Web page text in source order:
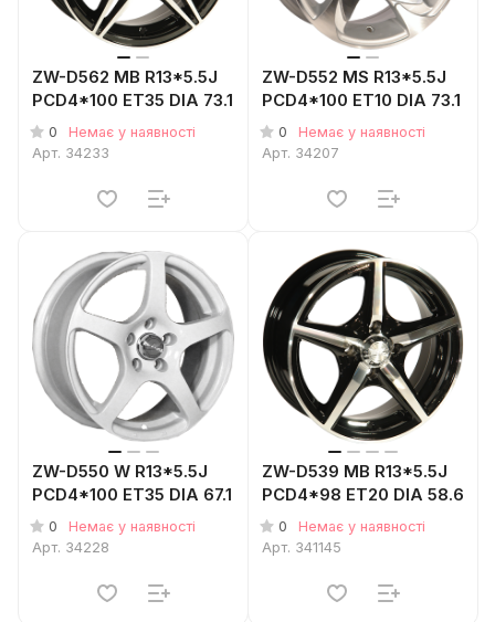
ZW-D562 MB R13*5.5J
PCD4*100 ET35 DIA 73.1
0
Немає у наявності
Арт. 34233
ZW-D552 MS R13*5.5J
PCD4*100 ET10 DIA 73.1
0
Немає у наявності
Арт. 34207
ZW-D550 W R13*5.5J
PCD4*100 ET35 DIA 67.1
0
Немає у наявності
Арт. 34228
ZW-D539 MB R13*5.5J
PCD4*98 ET20 DIA 58.6
0
Немає у наявності
Арт. 341145